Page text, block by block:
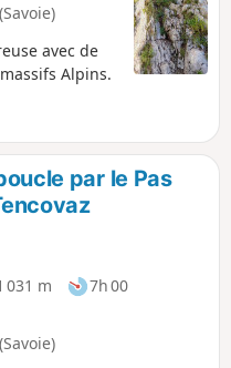
avec de
Alpins.
par le Pas
031 m
7h 00